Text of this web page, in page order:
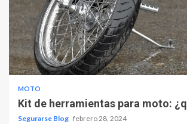
MOTO
Kit de herramientas para moto:
Segurarse Blog febrero 28, 2024